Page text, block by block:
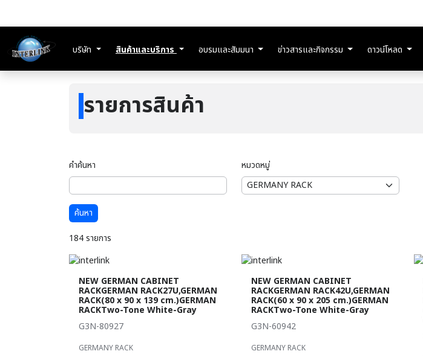
บริษัท สินค้าและบริการ อบรมและสัมมนา ข่าวสารและกิจกรรม ดาวน์โหลด
รายการสินค้า
คำค้นหา หมวดหมู่
ค้นหา
184 รายการ
NEW GERMAN CABINET
RACKGERMAN RACK27U,GERMAN
RACK(80 x 90 x 139 cm.)GERMAN
RACKTwo-Tone White-Gray
G3N-80927
GERMANY RACK
NEW GERMAN CABINET
RACKGERMAN RACK42U,GERMAN
RACK(60 x 90 x 205 cm.)GERMAN
RACKTwo-Tone White-Gray
G3N-60942
GERMANY RACK